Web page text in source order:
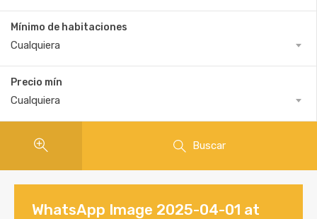
Mínimo de habitaciones
Cualquiera
Precio mín
Cualquiera
Buscar
WhatsApp Image 2025-04-01 at